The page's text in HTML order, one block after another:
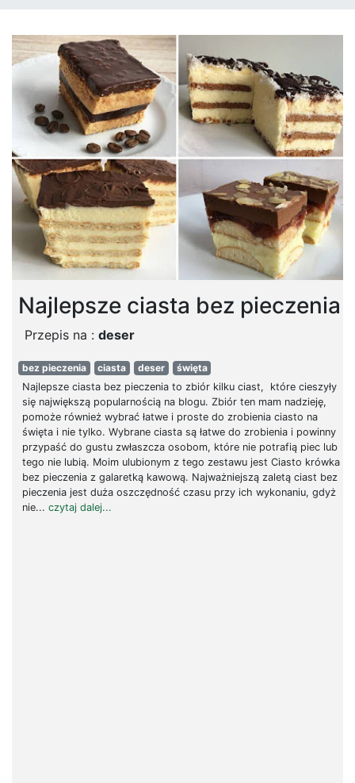
Najlepsze ciasta bez pieczenia
Przepis na : deser
bez pieczenia ciasta deser
święta
Najlepsze ciasta bez pieczenia to zbiór kilku ciast, które cieszyły
się największą popularnością na blogu. Zbiór ten mam nadzieję,
pomoże również wybrać łatwe i proste do zrobienia ciasto na
święta i nie tylko. Wybrane ciasta są łatwe do zrobienia i powinny
przypaść do gustu zwłaszcza osobom, które nie potrafią piec lub
tego nie lubią. Moim ulubionym z tego zestawu jest Ciasto krówka
bez pieczenia z galaretką kawową. Najważniejszą zaletą ciast bez
pieczenia jest duża oszczędność czasu przy ich wykonaniu, gdyż
nie... czytaj dalej...